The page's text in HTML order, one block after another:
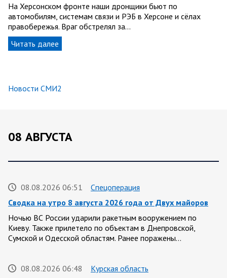
На Херсонском фронте наши дронщики бьют по
автомобилям, системам связи и РЭБ в Херсоне и сёлах
правобережья. Враг обстрелял за…
Читать далее
Новости СМИ2
08 АВГУСТА
08.08.2026 06:51
Спецоперация
Сводка на утро 8 августа 2026 года от Двух майоров
Ночью ВС России ударили ракетным вооружением по
Киеву. Также прилетело по объектам в Днепровской,
Сумской и Одесской областям. Ранее поражены…
08.08.2026 06:48
Курская область